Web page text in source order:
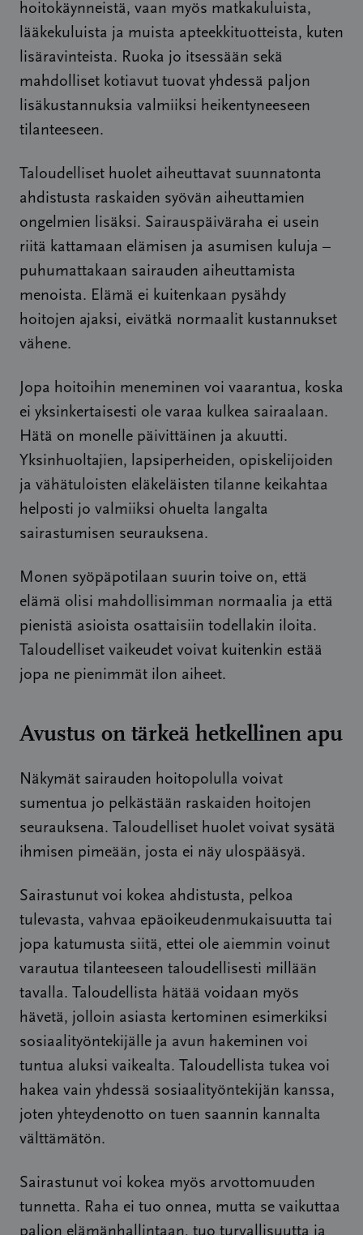
hoitokäynneistä, vaan myös matkakuluista,
lääkekuluista ja muista apteekkituotteista, kuten
lisäravinteista. Ruoka jo itsessään sekä
mahdolliset kotiavut tuovat yhdessä paljon
lisäkustannuksia valmiiksi heikentyneeseen
tilanteeseen.
Taloudelliset huolet aiheuttavat suunnatonta
ahdistusta raskaiden syövän aiheuttamien
ongelmien lisäksi. Sairauspäiväraha ei usein
riitä kattamaan elämisen ja asumisen kuluja –
puhumattakaan sairauden aiheuttamista
menoista. Elämä ei kuitenkaan pysähdy
hoitojen ajaksi, eivätkä normaalit kustannukset
vähene.
Jopa hoitoihin meneminen voi vaarantua, koska
ei yksinkertaisesti ole varaa kulkea sairaalaan.
Hätä on monelle päivittäinen ja akuutti.
Yksinhuoltajien, lapsiperheiden, opiskelijoiden
ja vähätuloisten eläkeläisten tilanne keikahtaa
helposti jo valmiiksi ohuelta langalta
sairastumisen seurauksena.
Monen syöpäpotilaan suurin toive on, että
elämä olisi mahdollisimman normaalia ja että
pienistä asioista osattaisiin todellakin iloita.
Taloudelliset vaikeudet voivat kuitenkin estää
jopa ne pienimmät ilon aiheet.
Avustus on tärkeä hetkellinen apu
Näkymät sairauden hoitopolulla voivat
sumentua jo pelkästään raskaiden hoitojen
seurauksena. Taloudelliset huolet voivat sysätä
ihmisen pimeään, josta ei näy ulospääsyä.
Sairastunut voi kokea ahdistusta, pelkoa
tulevasta, vahvaa epäoikeudenmukaisuutta tai
jopa katumusta siitä, ettei ole aiemmin voinut
varautua tilanteeseen taloudellisesti millään
tavalla. Taloudellista hätää voidaan myös
hävetä, jolloin asiasta kertominen esimerkiksi
sosiaalityöntekijälle ja avun hakeminen voi
tuntua aluksi vaikealta. Taloudellista tukea voi
hakea vain yhdessä sosiaalityöntekijän kanssa,
joten yhteydenotto on tuen saannin kannalta
välttämätön.
Sairastunut voi kokea myös arvottomuuden
tunnetta. Raha ei tuo onnea, mutta se vaikuttaa
paljon elämänhallintaan, tuo turvallisuutta ja